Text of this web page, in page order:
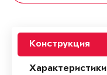
Конструкция
Характеристики